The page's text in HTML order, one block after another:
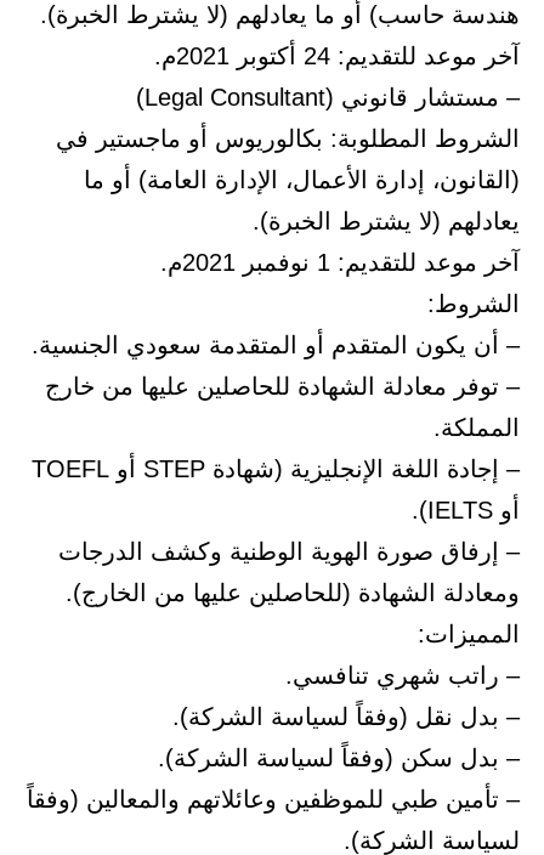
هندسة حاسب) أو ما يعادلهم (لا يشترط الخبرة).
آخر موعد للتقديم: 24 أكتوبر 2021م.
– مستشار قانوني (Legal Consultant)
الشروط المطلوبة: بكالوريوس أو ماجستير في
(القانون، إدارة الأعمال، الإدارة العامة) أو ما
يعادلهم (لا يشترط الخبرة).
آخر موعد للتقديم: 1 نوفمبر 2021م.
الشروط:
– أن يكون المتقدم أو المتقدمة سعودي الجنسية.
– توفر معادلة الشهادة للحاصلين عليها من خارج
المملكة.
– إجادة اللغة الإنجليزية (شهادة STEP أو TOEFL
أو IELTS).
– إرفاق صورة الهوية الوطنية وكشف الدرجات
ومعادلة الشهادة (للحاصلين عليها من الخارج).
المميزات:
– راتب شهري تنافسي.
– بدل نقل (وفقاً لسياسة الشركة).
– بدل سكن (وفقاً لسياسة الشركة).
– تأمين طبي للموظفين وعائلاتهم والمعالين (وفقاً
لسياسة الشركة).